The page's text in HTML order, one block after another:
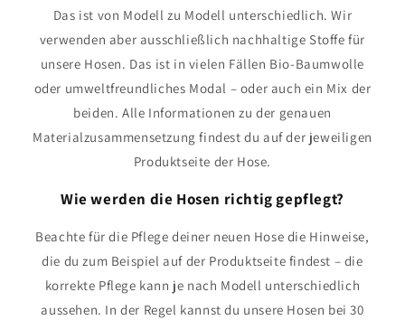
Das ist von Modell zu Modell unterschiedlich. Wir
verwenden aber ausschließlich nachhaltige Stoffe für
unsere Hosen. Das ist in vielen Fällen Bio-Baumwolle
oder umweltfreundliches Modal – oder auch ein Mix der
beiden. Alle Informationen zu der genauen
Materialzusammensetzung findest du auf der jeweiligen
Produktseite der Hose.
Wie werden die Hosen richtig gepflegt?
Beachte für die Pflege deiner neuen Hose die Hinweise,
die du zum Beispiel auf der Produktseite findest – die
korrekte Pflege kann je nach Modell unterschiedlich
aussehen. In der Regel kannst du unsere Hosen bei 30